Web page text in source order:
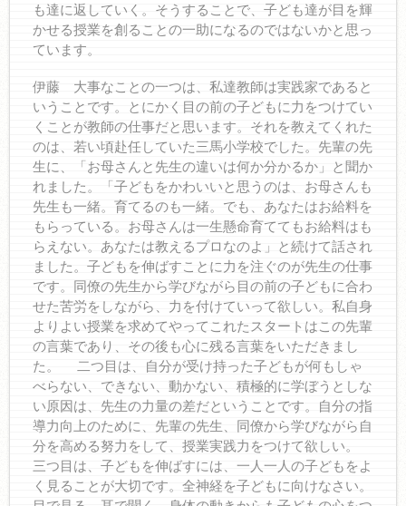
も達に返していく。そうすることで、子ども達が目を輝
かせる授業を創ることの一助になるのではないかと思っ
ています。
伊藤 大事なことの一つは、私達教師は実践家であると
いうことです。とにかく目の前の子どもに力をつけてい
くことが教師の仕事だと思います。それを教えてくれた
のは、若い頃赴任していた三馬小学校でした。先輩の先
生に、「お母さんと先生の違いは何か分かるか」と聞か
れました。「子どもをかわいいと思うのは、お母さんも
先生も一緒。育てるのも一緒。でも、あなたはお給料を
もらっている。お母さんは一生懸命育ててもお給料はも
らえない。あなたは教えるプロなのよ」と続けて話され
ました。子どもを伸ばすことに力を注ぐのが先生の仕事
です。同僚の先生から学びながら目の前の子どもに合わ
せた苦労をしながら、力を付けていって欲しい。私自身
よりよい授業を求めてやってこれたスタートはこの先輩
の言葉であり、その後も心に残る言葉をいただきまし
た。 二つ目は、自分が受け持った子どもが何もしゃ
べらない、できない、動かない、積極的に学ぼうとしな
い原因は、先生の力量の差だということです。自分の指
導力向上のために、先輩の先生、同僚から学びながら自
分を高める努力をして、授業実践力をつけて欲しい。
三つ目は、子どもを伸ばすには、一人一人の子どもをよ
く見ることが大切です。全神経を子どもに向けなさい。